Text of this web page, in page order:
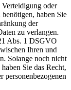
oder
haben Sie
der
zu verlangen.
Abs. 1 DSGVO
Ihren und
Solange noch nicht
Sie das Recht,
personenbezogenen